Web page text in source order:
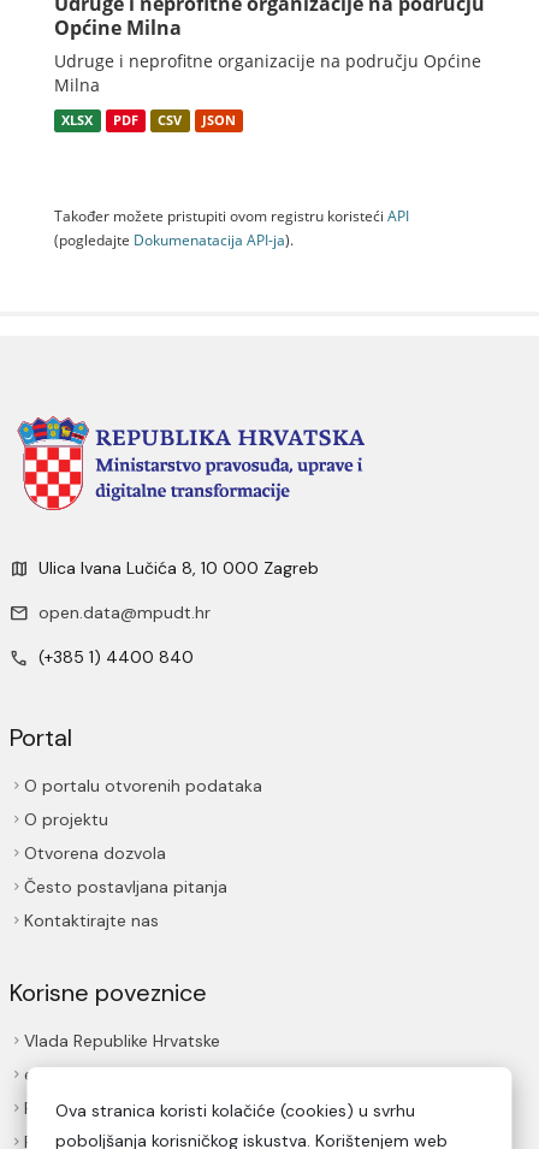
Općine Milna
Udruge i neprofitne organizacije na području Općine
Milna
XLSX PDF CSV JSON
Također možete pristupiti ovom registru koristeći API
(pogledajte Dokumenаtаcijа API-jа).